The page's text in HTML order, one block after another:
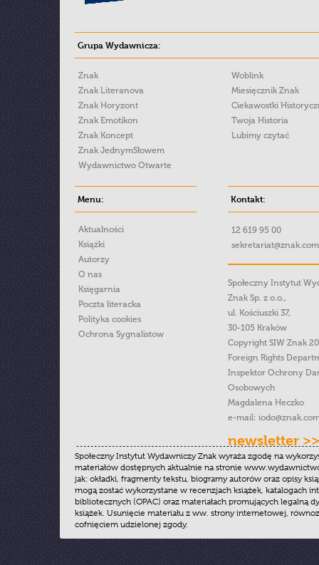
Grupa Wydawnicza:
Znak
Znak Literanova
Znak Horyzont
Znak Emotikon
Znak Koncept
Znak JednymSłowem
Wydawnictwo Otwarte
Woblink
Miesięcznik Znak
Ciekawostki
Twoja Historia
Lubimy czytać
Menu:
Aktualności
Książki
Autorzy
O nas
Księgarnia
Poczta literacka
Polityka cookies
Ochrona Sygnalistow
Kontakt:
12 619 95 00
Społeczny Instytut
Znak Sp. z o.o.,
ul. Kościuszki 37,
30-105 Kraków
Copyright SIW Znak
Foreign Rights
Inspektor Ochrony
Osobowych
Magdalena Heczko
e-mail:
newsletter >>
Społeczny Instytut Wydawniczy Znak wyraża zgodę na
materiałów dostępnych aktualnie na stronie
jak: okładki, fragmenty tekstu, biogramy autorów oraz opisy
mogą zostać wykorzystane w recenzjach książek, katalogach
bibliotecznych (OPAC) oraz materiałach promujących legalną
książek. Usunięcie materiału z ww. strony internetowej,
cofnięciem udzielonej zgody.